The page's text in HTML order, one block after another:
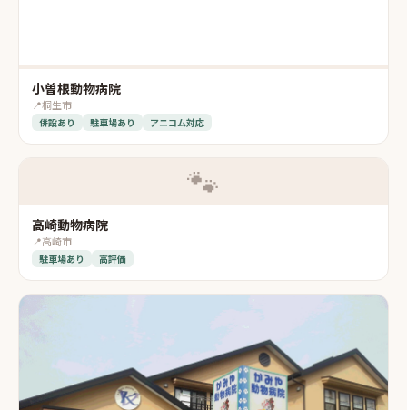
小曽根動物病院
📍桐生市
併設あり 駐車場あり アニコム対応
🐾
高崎動物病院
📍高崎市
駐車場あり 高評価